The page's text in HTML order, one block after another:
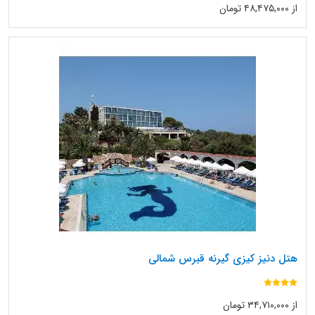
از ۴۸,۴۷۵,۰۰۰ تومان
هتل دنیز کیزی گیرنه قبرس شمالی
از ۳۴,۷۱۰,۰۰۰ تومان